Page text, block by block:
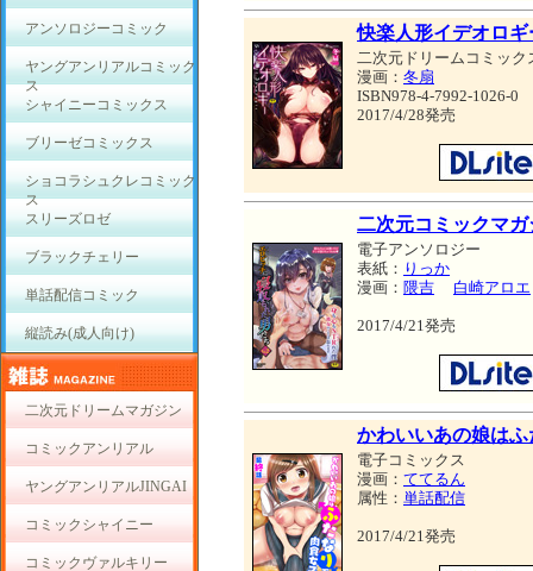
アンソロジーコミック
ヤングアンリアルコミック
ス
シャイニーコミックス
ブリーゼコミックス
ショコラシュクレコミック
ス
スリーズロゼ
ブラックチェリー
単話配信コミック
縦読み(成人向け)
二次元ドリームマガジン
コミックアンリアル
ヤングアンリアルJINGAI
コミックシャイニー
コミックヴァルキリー
快楽人形イデオロギ
二次元ドリームコミック
漫画： 冬扇
ISBN978-4-7992-1026-0
2017/4/28発売
二次元コミックマ
電子アンソロジー
表紙： りっか
漫画： 隈吉 白崎アロエ
2017/4/21発売
かわいいあの娘は
電子コミックス
漫画： ててるん
属性： 単話配信
2017/4/21発売